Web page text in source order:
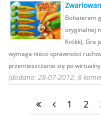
Bohaterem
oryginalnej
Królik). Gra
wymaga nieco sprawności
przemieszczanie się po
(dodano: 28-07-2012, 8
1 2